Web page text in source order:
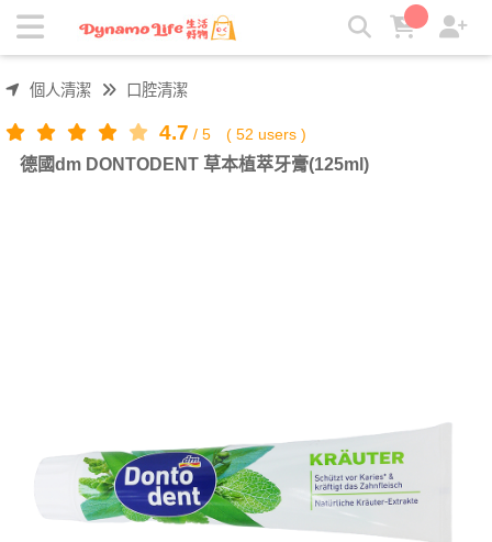
德國dm DONTODENT 草本植萃牙膏(125ml) | 吸引力生活好物
個人清潔 口腔清潔
4.7 / 5 ( 52 users )
德國dm DONTODENT 草本植萃牙膏(125ml)